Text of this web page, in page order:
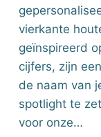
vierkante
geïnspireerd
cijfers, zijn
de naam van
spotlight te
voor onze…